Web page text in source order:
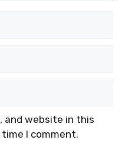
and website in this
I comment.